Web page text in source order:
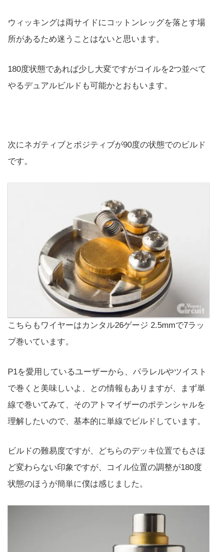
ウィッキングは両サイドにコットンレッグを落とす場
所があるため迷うことはないと思います。
180度状態であれば少し大変ですがコイルを2つ並べて
やるデュアルビルドも可能かとおもいます。
次にネガティブとポジティブが90度の状態でのビルド
です。
こちらもワイヤーはカンタル26ゲージ 2.5mmで7ラッ
プ巻いています。
P1を愛用しているユーザーから、パラレルやツイスト
で巻くと美味しいよ、との情報もありますが、まず単
線で巻いてみて、そのアトマイザーのポテンシャルを
理解したいので、基本的に単線でビルドしています。
ビルドの難易度ですが、どちらのデッキ位置でもさほ
ど変わらない印象ですが、コイル位置の調整が180度
状態のほうが簡単に僕は感じました。